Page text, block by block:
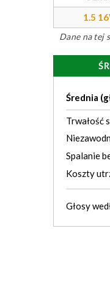
1.5
Dane na tej
Średnia
Trwałość
Spalanie
Koszty
Głosy